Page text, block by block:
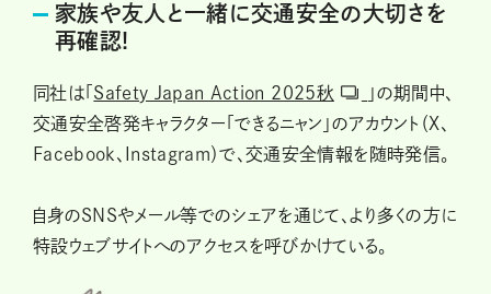
家族や友人と一緒に交通安全の大切さを
再確認!
同社は「 Safety Japan Action 2025秋
」の期間中、
交通安全啓発キャラクター「できるニャン」のアカウント（X、
Facebook、Instagram）で、交通安全情報を随時発信。
自身のSNSやメール等でのシェアを通じて、より多くの方に
特設ウェブサイトへのアクセスを呼びかけている。